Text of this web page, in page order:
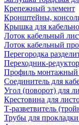
Крепежный элемент
Кронштейны,
Крышка для
Лоток кабельный
Лоток кабельный
Перегородка
Переходник-
Профиль монтажный
Соединитель для
Угол (поворот) для
Крестовина для
Т-разветвитель
Трубы для прокладки